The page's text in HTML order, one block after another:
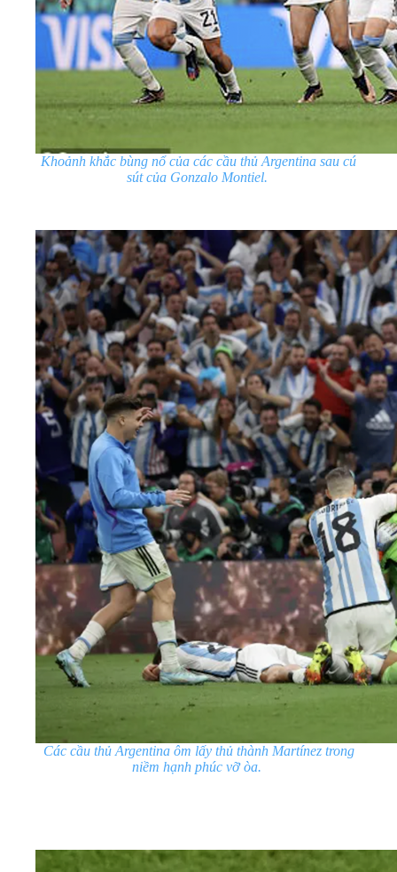
Khoảnh khắc bùng nổ của các cầu thủ Argentina sau cú
sút của Gonzalo Montiel.
Các cầu thủ Argentina ôm lấy thủ thành Martínez trong
niềm hạnh phúc vỡ òa.